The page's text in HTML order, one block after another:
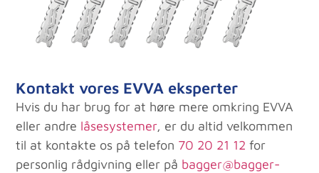
Kontakt vores EVVA eksperter
Hvis du har brug for at høre mere omkring EVVA
eller andre låsesystemer, er du altid velkommen
til at kontakte os på telefon 70 20 21 12 for
personlig rådgivning eller på bagger@bagger-